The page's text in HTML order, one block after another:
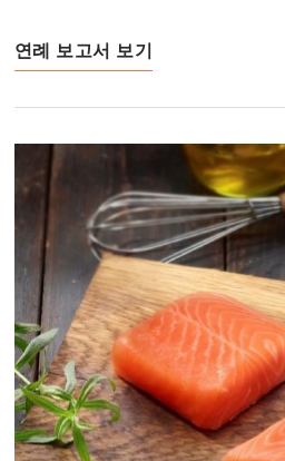
연례 보고서 보기